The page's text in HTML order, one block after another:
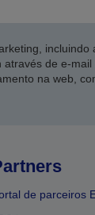
incluindo
de e-mail
na web,
de parceiros